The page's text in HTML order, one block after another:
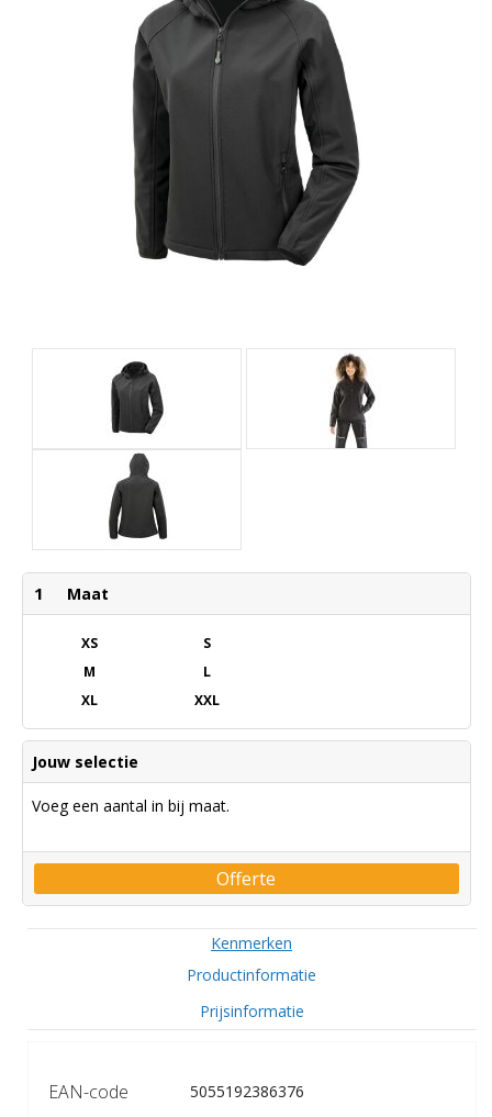
1 Maat
XS
S
M
L
XL
XXL
Jouw selectie
Voeg een aantal in bij maat.
Offerte
Kenmerken
Productinformatie
Prijsinformatie
EAN-code 5055192386376